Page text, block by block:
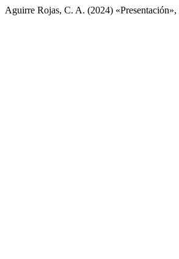
Aguirre Rojas, C. A. (2024) «Presentación»,